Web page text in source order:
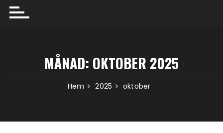
MÅNAD: OKTOBER 2025
Hem 2025 oktober